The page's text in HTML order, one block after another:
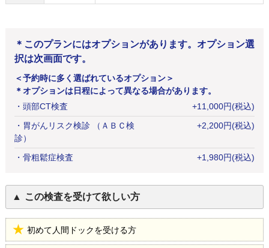
＊このプランにはオプションがあります。オプション選
択は次画面です。
＜予約時に多く選ばれているオプション＞
＊オプションは日程によって異なる場合があります。
・ 頭部CT検査 +11,000円(税込)
・ 胃がんリスク検診 （ＡＢＣ検
診）
+2,200円(税込)
・ 骨粗鬆症検査 +1,980円(税込)
この検査を受けて欲しい方
初めて人間ドックを受ける方